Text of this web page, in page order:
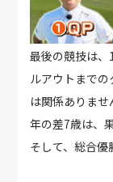
最後の競技は
ルアウトまで
は関係ありま
年の差7歳は、
そして、総合